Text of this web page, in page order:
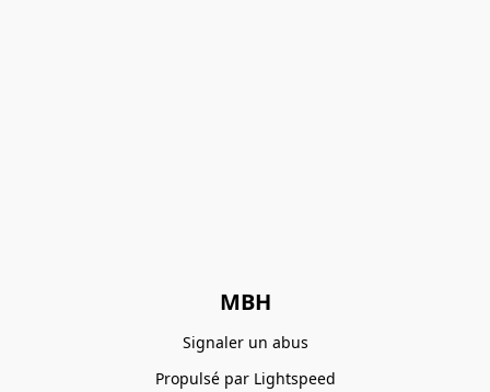
MBH
Signaler un abus
Propulsé par Lightspeed